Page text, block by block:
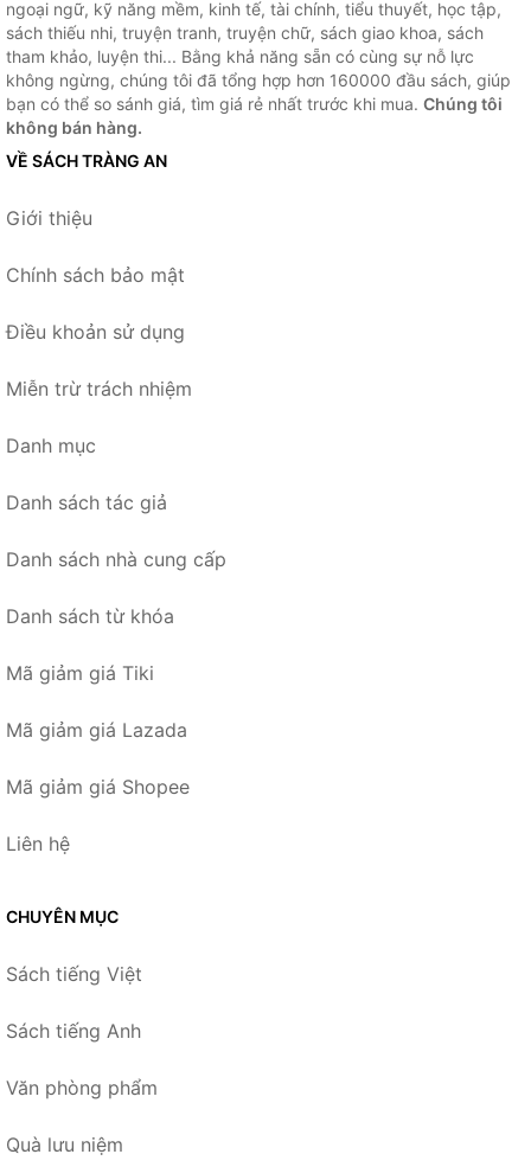
ngoại ngữ, kỹ năng mềm, kinh tế, tài chính, tiểu thuyết, học tập,
sách thiếu nhi, truyện tranh, truyện chữ, sách giao khoa, sách
tham khảo, luyện thi... Bằng khả năng sẵn có cùng sự nỗ lực
không ngừng, chúng tôi đã tổng hợp hơn 160000 đầu sách, giúp
bạn có thể so sánh giá, tìm giá rẻ nhất trước khi mua. Chúng tôi
không bán hàng.
VỀ SÁCH TRÀNG AN
Giới thiệu
Chính sách bảo mật
Điều khoản sử dụng
Miễn trừ trách nhiệm
Danh mục
Danh sách tác giả
Danh sách nhà cung cấp
Danh sách từ khóa
Mã giảm giá Tiki
Mã giảm giá Lazada
Mã giảm giá Shopee
Liên hệ
CHUYÊN MỤC
Sách tiếng Việt
Sách tiếng Anh
Văn phòng phẩm
Quà lưu niệm